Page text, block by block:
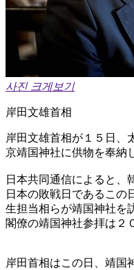
사진 크게보기
岸田文雄首相
岸田文雄首相が１５日、
京靖国神社に供物を奉納
日本共同通信によると、
日本の敗戦日であるこの
生担当相らが靖国神社を
閣僚の靖国神社参拝は２
岸田首相はこの日、靖国